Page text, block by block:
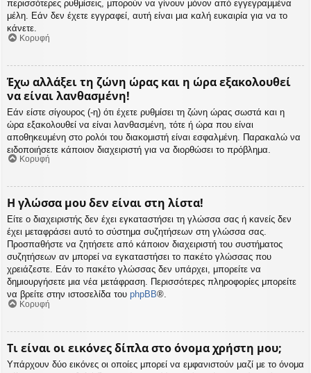
περισσότερες ρυθμίσεις, μπορούν να γίνουν μόνον από εγγεγραμμένα
μέλη. Εάν δεν έχετε εγγραφεί, αυτή είναι μια καλή ευκαιρία για να το
κάνετε.
Κορυφή
Έχω αλλάξει τη ζώνη ώρας και η ώρα εξακολουθεί
να είναι λανθασμένη!
Εάν είστε σίγουρος (-η) ότι έχετε ρυθμίσει τη ζώνη ώρας σωστά και η
ώρα εξακολουθεί να είναι λανθασμένη, τότε ή ώρα που είναι
αποθηκευμένη στο ρολόι του διακομιστή είναι εσφαλμένη. Παρακαλώ να
ειδοποιήσετε κάποιον διαχειριστή για να διορθώσει το πρόβλημα.
Κορυφή
Η γλώσσα μου δεν είναι στη λίστα!
Είτε ο διαχειριστής δεν έχει εγκαταστήσει τη γλώσσα σας ή κανείς δεν
έχει μεταφράσει αυτό το σύστημα συζητήσεων στη γλώσσα σας.
Προσπαθήστε να ζητήσετε από κάποιον διαχειριστή του συστήματος
συζητήσεων αν μπορεί να εγκαταστήσει το πακέτο γλώσσας που
χρειάζεστε. Εάν το πακέτο γλώσσας δεν υπάρχει, μπορείτε να
δημιουργήσετε μια νέα μετάφραση. Περισσότερες πληροφορίες μπορείτε
να βρείτε στην ιστοσελίδα του phpBB®.
Κορυφή
Τι είναι οι εικόνες δίπλα στο όνομα χρήστη μου;
Υπάρχουν δύο εικόνες οι οποίες μπορεί να εμφανιστούν μαζί με το όνομα